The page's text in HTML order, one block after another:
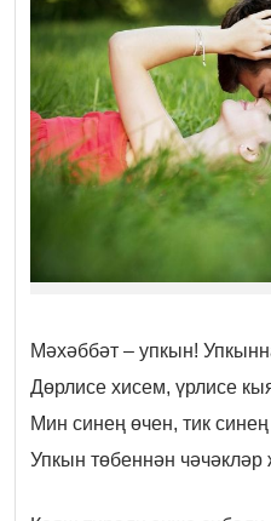
Мәхәббәт – упкын!
Дөрлисе хисем, үрлисе
Мин синең өчен, тик
Упкын төбеннән